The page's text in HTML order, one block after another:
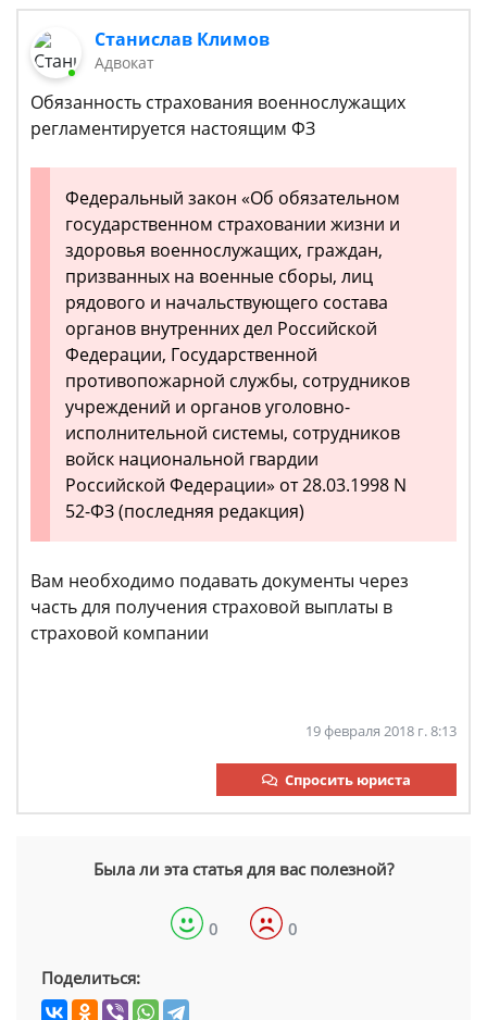
Станислав Климов
Адвокат
Обязанность страхования военнослужащих
регламентируется настоящим ФЗ
Федеральный закон «Об обязательном
государственном страховании жизни и
здоровья военнослужащих, граждан,
призванных на военные сборы, лиц
рядового и начальствующего состава
органов внутренних дел Российской
Федерации, Государственной
противопожарной службы, сотрудников
учреждений и органов уголовно-
исполнительной системы, сотрудников
войск национальной гвардии
Российской Федерации» от 28.03.1998 N
52-ФЗ (последняя редакция)
Вам необходимо подавать документы через
часть для получения страховой выплаты в
страховой компании
19 февраля 2018 г. 8:13
Спросить юриста
Была ли эта статья для вас полезной?
0 0
Поделиться: